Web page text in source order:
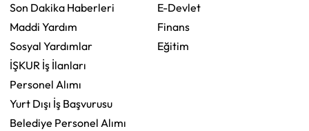
Son Dakika Haberleri
Maddi Yardım
Sosyal Yardımlar
İŞKUR İş İlanları
Personel Alımı
Yurt Dışı İş Başvurusu
Belediye Personel Alımı
E-Devlet
Finans
Eğitim